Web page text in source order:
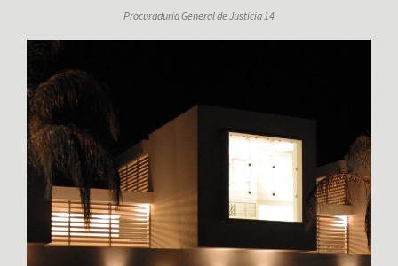
Procuraduría General de Justicia 14